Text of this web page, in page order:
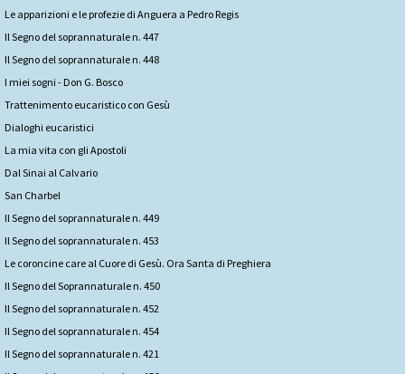
Le apparizioni e le profezie di Anguera a Pedro Regis
Il Segno del soprannaturale n. 447
Il Segno del soprannaturale n. 448
I miei sogni - Don G. Bosco
Trattenimento eucaristico con Gesù
Dialoghi eucaristici
La mia vita con gli Apostoli
Dal Sinai al Calvario
San Charbel
Il Segno del soprannaturale n. 449
Il Segno del soprannaturale n. 453
Le coroncine care al Cuore di Gesù. Ora Santa di Preghiera
Il Segno del Soprannaturale n. 450
Il Segno del soprannaturale n. 452
Il Segno del soprannaturale n. 454
Il Segno del soprannaturale n. 421